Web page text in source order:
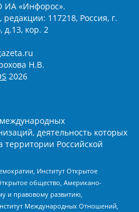
ИА «Инфорос».
117218, Россия, г.
д.13, кор. 2
Н.В.
2026
деятельность которых
Российской
Институт Открытое
общество, Американо-
и правовому развитию,
Международных Отношений,